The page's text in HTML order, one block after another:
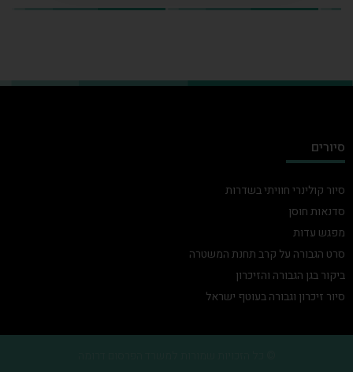
סיורים
סיור קולינרי חוויתי בשדרות
סדנאות חוסן
מפגש עדות
סרט הגבורה על קרב תחנת המשטרה
ביקור בגן הגבורה והזיכרון
סיור זיכרון וגבורה בעוטף ישראל